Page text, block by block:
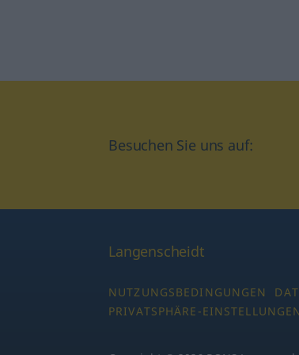
Besuchen Sie uns auf:
Langenscheidt
NUTZUNGSBEDINGUNGEN
PRIVATSPHÄRE-EINSTELLUNGEN